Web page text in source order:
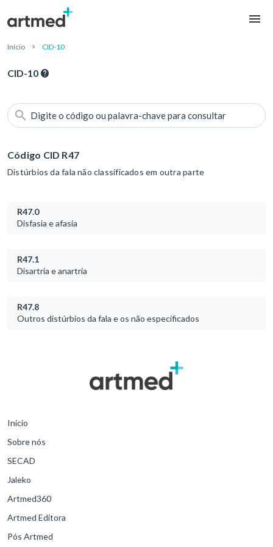
Início CID-10
CID-10
Digite o código ou palavra-chave para consultar
Código CID R47
Distúrbios da fala não classificados em outra parte
R47.0
Disfasia e afasia
R47.1
Disartria e anartria
R47.8
Outros distúrbios da fala e os não especificados
Início
Sobre nós
SECAD
Jaleko
Artmed360
Artmed Editora
Pós Artmed